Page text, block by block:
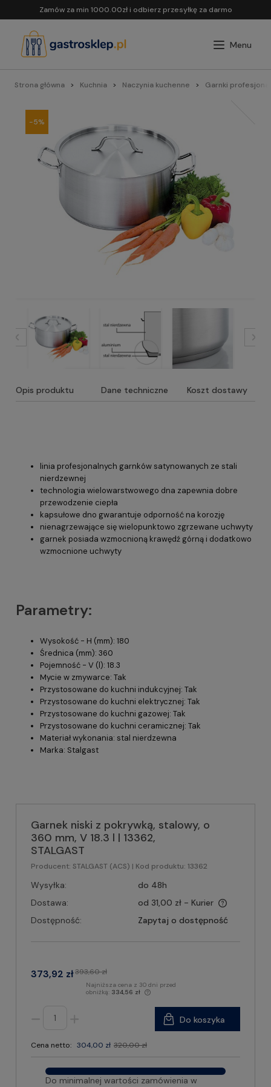
Zamów za min 1000.00zł i odbierz przesyłkę za darmo
Strona główna Kuchnia Naczynia kuchenne Garnki
-5%
Opis produktu Dane techniczne Koszt dostawy
linia profesjonalnych garnków satynowanych ze stali
nierdzewnej
technologia wielowarstwowego dna zapewnia dobre
przewodzenie ciepła
kapsułowe dno gwarantuje odporność na korozję
nienagrzewające się wielopunktowo zgrzewane uchwyty
garnek posiada wzmocnioną krawędź górną i dodatkowo
wzmocnione uchwyty
Parametry:
Wysokość - H (mm): 180
Średnica (mm): 360
Pojemność - V (l): 18.3
Mycie w zmywarce: Tak
Przystosowane do kuchni indukcyjnej: Tak
Przystosowane do kuchni elektrycznej: Tak
Przystosowane do kuchni gazowej: Tak
Przystosowane do kuchni ceramicznej: Tak
Materiał wykonania: stal nierdzewna
Marka: Stalgast
Garnek niski z pokrywką, stalowy, o
360 mm, V 18.3 l | 13362,
STALGAST
Producent: STALGAST (ACS) | Kod produktu: 13362
Wysyłka:
do 48h
Dostawa:
od 31,00 zł - Kurier
Dostępność:
Zapytaj o dostępność
373,92 zł393,60 zł
Najniższa cena z 30 dni przed
obniżką: 334,56 zł
Cena netto: 304,00 zł 320,00 zł
Do koszyka
Do minimalnej wartości zamówienia w